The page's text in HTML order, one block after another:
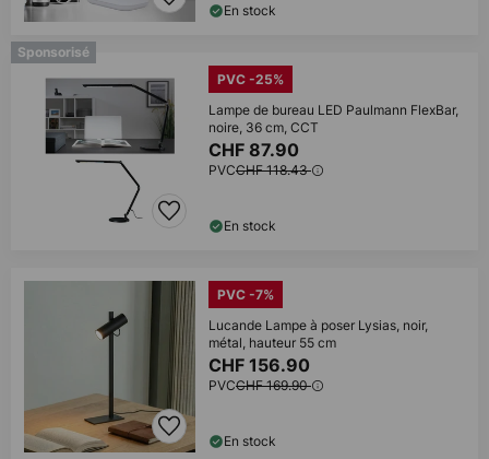
En stock
Sponsorisé
PVC -25%
Lampe de bureau LED Paulmann FlexBar,
noire, 36 cm, CCT
CHF 87.90
PVCCHF 118.43
En stock
PVC -7%
Lucande Lampe à poser Lysias, noir,
métal, hauteur 55 cm
CHF 156.90
PVCCHF 169.90
En stock